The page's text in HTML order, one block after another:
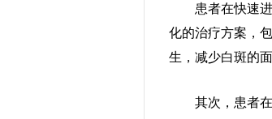
患者在快速进
化的治疗方案，
生，减少白斑的
其次，患者在